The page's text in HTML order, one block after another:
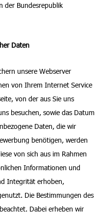
der Bundesrepublik
Daten
unsere Webserver
von Ihrem Internet Service
von der aus Sie uns
besuchen, sowie das Datum
Daten, die wir
benötigen, werden
von sich aus im Rahmen
Informationen und
Integrität erhoben,
Die Bestimmungen des
Dabei erheben wir